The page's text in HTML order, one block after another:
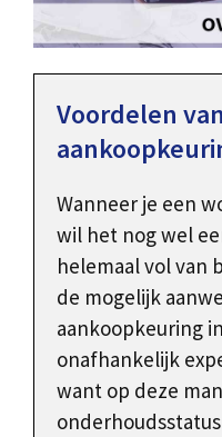
Voordelen
Wanneer je een
wil het nog wel
helemaal vol van
de mogelijk
aankoopkeuring
onafhankelijk
want op deze